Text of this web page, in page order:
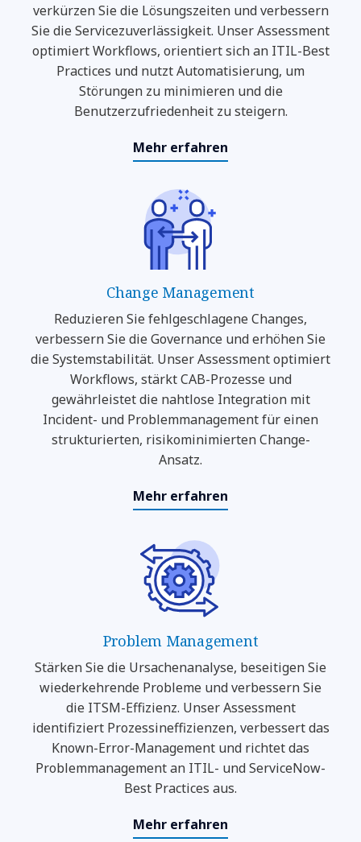
verkürzen Sie die Lösungszeiten und verbessern
Sie die Servicezuverlässigkeit. Unser Assessment
optimiert Workflows, orientiert sich an ITIL-Best
Practices und nutzt Automatisierung, um
Störungen zu minimieren und die
Benutzerzufriedenheit zu steigern.
Mehr erfahren
Change Management
Reduzieren Sie fehlgeschlagene Changes,
verbessern Sie die Governance und erhöhen Sie
die Systemstabilität. Unser Assessment optimiert
Workflows, stärkt CAB-Prozesse und
gewährleistet die nahtlose Integration mit
Incident- und Problemmanagement für einen
strukturierten, risikominimierten Change-
Ansatz.
Mehr erfahren
Problem Management
Stärken Sie die Ursachenanalyse, beseitigen Sie
wiederkehrende Probleme und verbessern Sie
die ITSM-Effizienz. Unser Assessment
identifiziert Prozessineffizienzen, verbessert das
Known-Error-Management und richtet das
Problemmanagement an ITIL- und ServiceNow-
Best Practices aus.
Mehr erfahren